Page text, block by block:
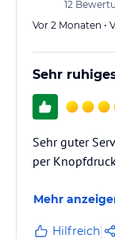
12
Vor 2 Monaten •
Sehr
Sehr guter
per
Mehr
Hilfreich